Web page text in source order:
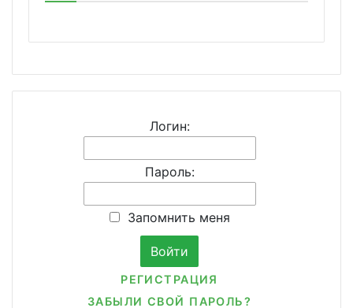
Логин:
Пароль:
Запомнить меня
РЕГИСТРАЦИЯ
ЗАБЫЛИ СВОЙ ПАРОЛЬ?